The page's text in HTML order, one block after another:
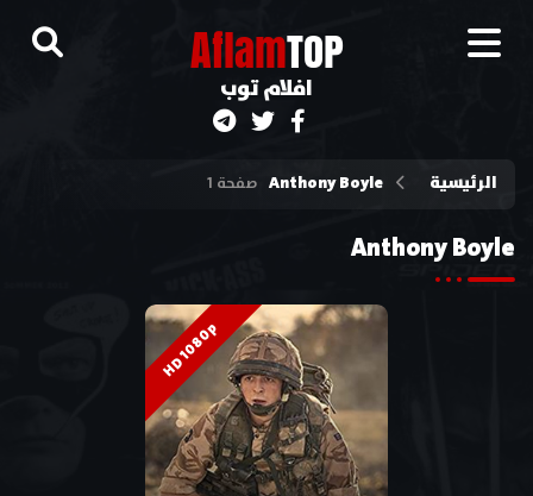
AflamTOP
افلام توب
الرئيسية Anthony Boyle صفحة 1
Anthony Boyle
HD 1080p